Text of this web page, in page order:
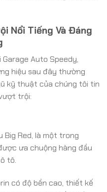
Nổi Tiếng Và Đáng
Auto Speedy,
hiệu sau đây thường
kỹ thuật của chúng tôi tin
trội:
Big Red, là một trong
ưa chuộng hàng đầu
tô.
có độ bền cao, thiết kế